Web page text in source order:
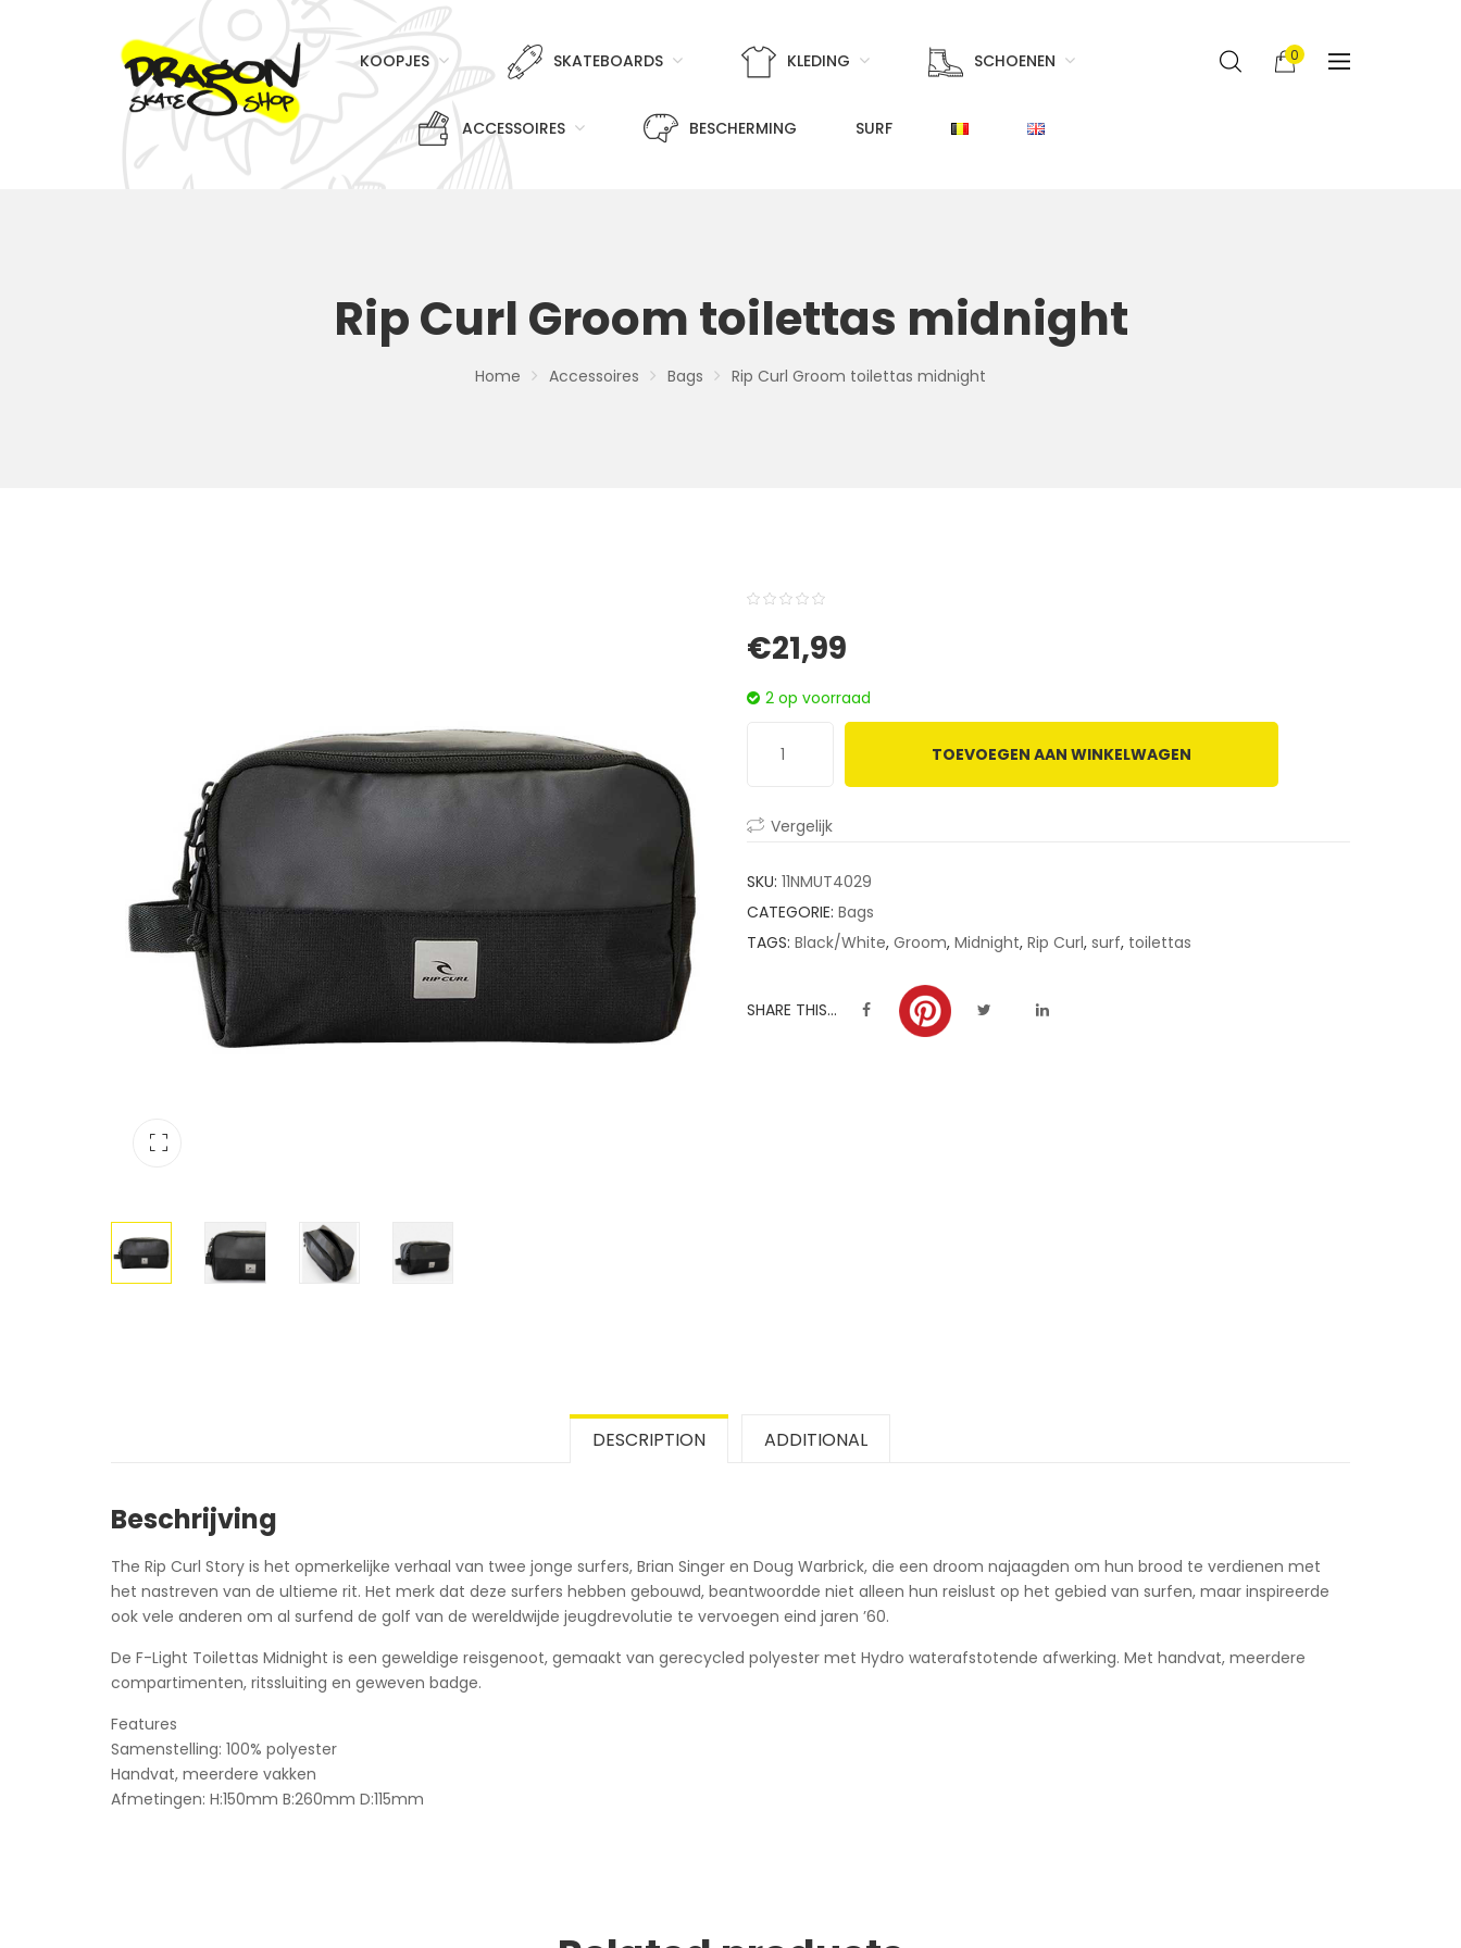
KOOPJES SKATEBOARDS KLEDING SCHOENEN
ACCESSOIRES BESCHERMING SURF
0
Rip Curl Groom toilettas midnight
Home Accessoires Bags Rip Curl Groom toilettas midnight
out
based
€21,99
2 op voorraad
TOEVOEGEN AAN WINKELWAGEN
Vergelijk
SKU: 11NMUT4029
CATEGORIE: Bags
TAGS: Black/White, Groom, Midnight, Rip Curl, surf, toilettas
SHARE THIS...
DESCRIPTION ADDITIONAL
Beschrijving
The Rip Curl Story is het opmerkelijke verhaal van twee jonge surfers, Brian Singer en Doug Warbrick, die een droom najaagden om hun brood te verdienen met
het nastreven van de ultieme rit. Het merk dat deze surfers hebben gebouwd, beantwoordde niet alleen hun reislust op het gebied van surfen, maar inspireerde
ook vele anderen om al surfend de golf van de wereldwijde jeugdrevolutie te vervoegen eind jaren ’60.
De F-Light Toilettas Midnight is een geweldige reisgenoot, gemaakt van gerecycled polyester met Hydro waterafstotende afwerking. Met handvat, meerdere
compartimenten, ritssluiting en geweven badge.
Features
Samenstelling: 100% polyester
Handvat, meerdere vakken
Afmetingen: H:150mm B:260mm D:115mm